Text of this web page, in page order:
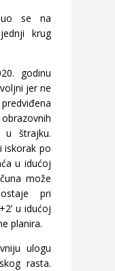
se na
krug
godinu
jer ne
u štrajku.
iskorak po
u idućoj
može
pri
u idućoj
planira.
ulogu
rasta.